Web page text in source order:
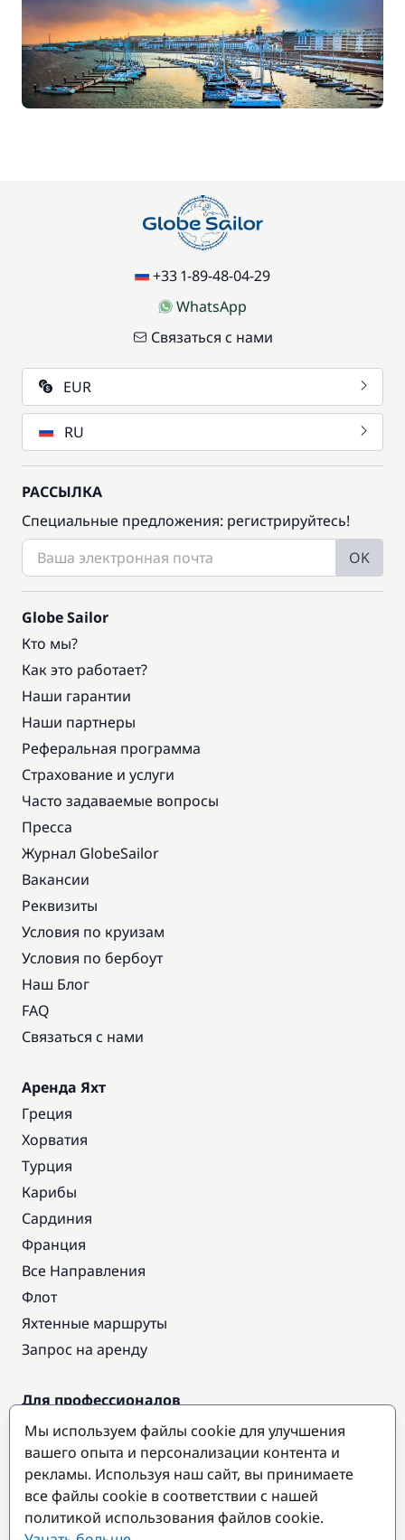
+33 1-89-48-04-29
WhatsApp
Связаться с нами
EUR
RU
РАССЫЛКА
Специальные предложения: регистрируйтесь!
OK
Globe Sailor
Кто мы?
Как это работает?
Наши гарантии
Наши партнеры
Реферальная программа
Страхование и услуги
Часто задаваемые вопросы
Пресса
Журнал GlobeSailor
Вакансии
Реквизиты
Условия по круизам
Условия по бербоут
Наш Блог
FAQ
Связаться с нами
Аренда Яхт
Греция
Хорватия
Турция
Карибы
Сардиния
Франция
Все Направления
Флот
Яхтенные маршруты
Запрос на аренду
Для профессионалов
Доступ про
Стать партнером
Популярные направления
Мы используем файлы cookie для улучшения
вашего опыта и персонализации контента и
рекламы. Используя наш сайт, вы принимаете
все файлы cookie в соответствии с нашей
политикой использования файлов cookie.